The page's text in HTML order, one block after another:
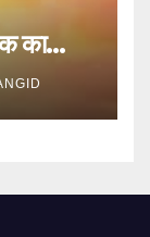
का